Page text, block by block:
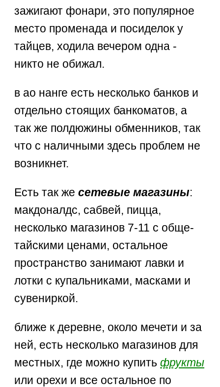
зажигают фонари, это популярное
место променада и посиделок у
тайцев, ходила вечером одна -
никто не обижал.
в ао нанге есть несколько банков и
отдельно стоящих банкоматов, а
так же полдюжины обменников, так
что с наличными здесь проблем не
возникнет.
Есть так жесетевые магазины:
макдоналдс, сабвей, пицца,
несколько магазинов 7-11 с обще-
тайскими ценами, остальное
пространство занимают лавки и
лотки с купальниками, масками и
сувениркой.
ближе к деревне, около мечети и за
ней, есть несколько магазинов для
местных, где можно купитьфрукты
или орехи и все остальное по